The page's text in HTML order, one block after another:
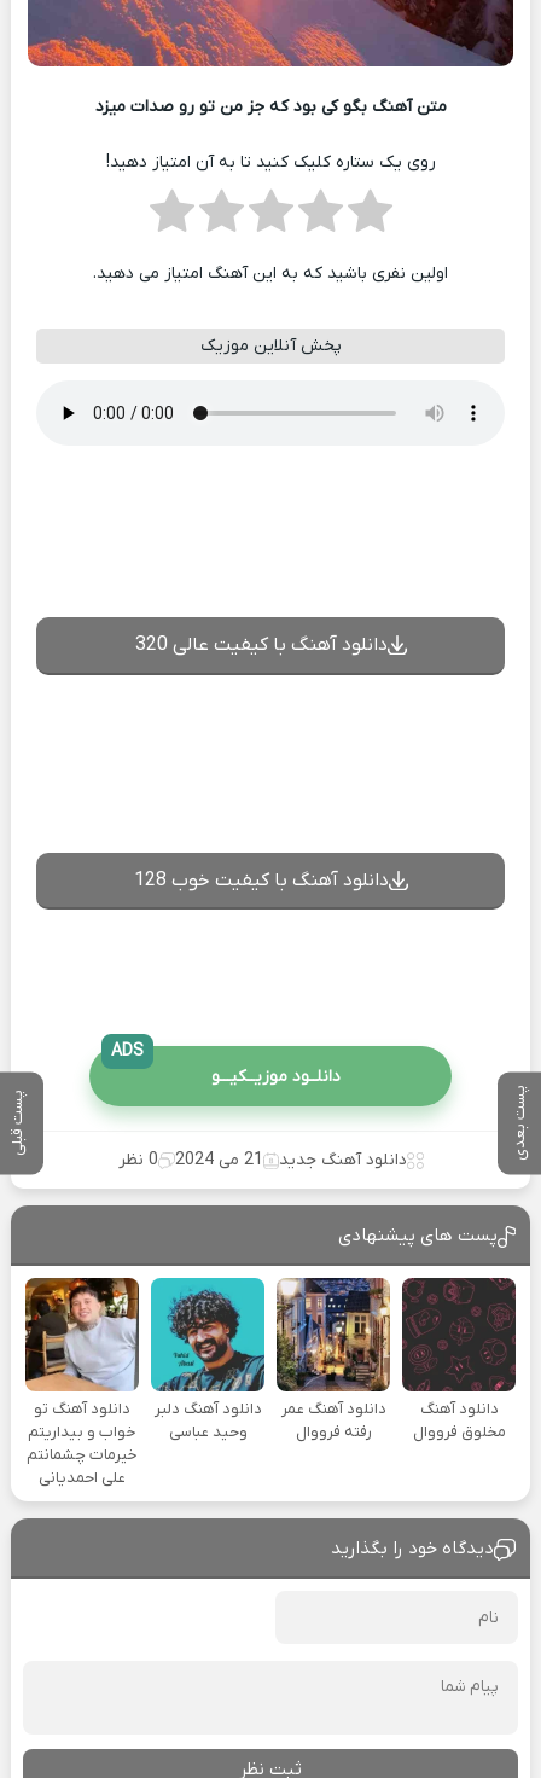
پست بعدی پست قبلی
متن آهنگ بگو کی‌ بود که جز من تو رو صدات میزد
روی یک ستاره کلیک کنید تا به آن امتیاز دهید!
اولین نفری باشید که به این آهنگ امتیاز می دهید.
پخش آنلاین موزیک
دانلود آهنگ با کیفیت عالی 320
دانلود آهنگ با کیفیت خوب 128
دانلــود موزیــکیـــو
ADS
دانلود آهنگ جدید 21 می 2024 0 نظر
پست های پیشنهادی
دانلود آهنگ
مخلوق فرووال
دانلود آهنگ عمر
رفته فرووال
دانلود آهنگ دلبر
وحید عباسی
دانلود آهنگ تو
خواب و بیداریتم
خیرمات چشمانتم
علی احمدیانی
دیدگاه خود را بگذارید
ثبت نظر